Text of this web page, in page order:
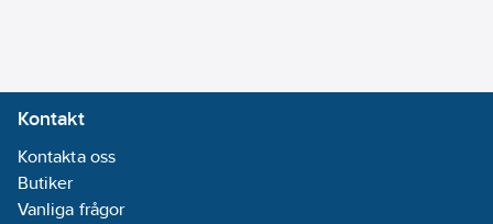
Kontakt
Kontakta oss
Butiker
Vanliga frågor